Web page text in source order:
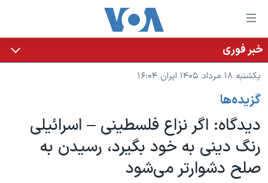
لینکهای
قابل
دسترسی
جهش
محتوای
اصلی
جهش
به
صفحه
خانه
نسخه سبک وب‌سایت
موضوع ها
ایران
آمریکا
جهان
برنامه های تلویزیونی
جدول برنامه ها
صفحه‌های ویژه
خبر فوری
یکشنبه ۱۸ مرداد ۱۴۰۵ ایران ۱۶:۰۴
گزيده‌ها
دیدگاه: اگر نزاع فلسطینی – اسرائیلی
رنگ دینی به خود بگیرد، رسیدن به
صلح دشوارتر می‌شود